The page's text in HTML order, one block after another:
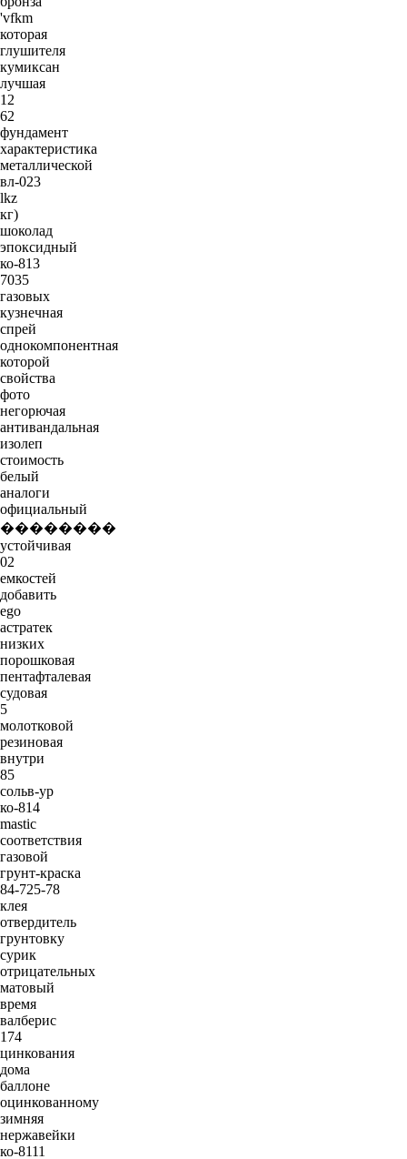
'vfkm
которая
глушителя
кумиксан
лучшая
12
62
фундамент
характеристика
металлической
вл-023
lkz
кг)
шоколад
эпоксидный
ко-813
7035
газовых
кузнечная
спрей
однокомпонентная
которой
свойства
фото
негорючая
антивандальная
изолеп
стоимость
белый
аналоги
официальный
��������
устойчивая
02
емкостей
добавить
ego
астратек
низких
порошковая
пентафталевая
судовая
5
молотковой
резиновая
внутри
85
сольв-ур
ко-814
mastic
соответствия
газовой
грунт-краска
84-725-78
клея
отвердитель
грунтовку
сурик
отрицательных
матовый
время
валберис
174
цинкования
дома
баллоне
оцинкованному
зимняя
нержавейки
ко-8111